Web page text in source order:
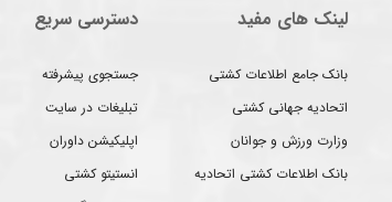
لینک های مفید
بانک جامع اطلاعات کشتی
اتحادیه جهانی کشتی
وزارت ورزش و جوانان
بانک اطلاعات کشتی اتحادیه
دسترسی سریع
جستجوی پیشرفته
تبلیغات در سایت
اپلیکیشن داوران
انستیتو کشتی